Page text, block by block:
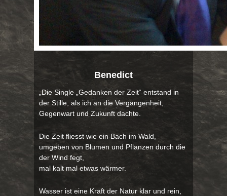
Benedict
„Die Single „Gedanken der Zeit“ entstand in
der Stille, als ich an die Vergangenheit,
Gegenwart und Zukunft dachte.
Die Zeit fliesst wie ein Bach im Wald,
umgeben von Blumen und Pflanzen durch die
der Wind fegt,
mal kalt mal etwas wärmer.
Wasser ist eine Kraft der Natur klar und rein,